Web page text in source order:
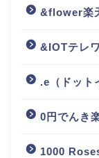
&flower楽
&IOTテレ
.e（ドット
0円でんき
1000